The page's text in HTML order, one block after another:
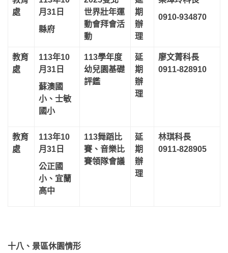
處
月31日
縣府
世界壯年運
動會拜會活
動
期
辦
理
0910-934870
教育
處
113年10
月31日
蘇澳國
小、士敏
國小
113學年度
幼兒園基礎
評鑑
延
期
辦
理
廖文菁科長
0911-828910
教育
處
113年10
月31日
公正國
小、宜蘭
高中
113舞蹈比
賽、音樂比
賽領隊會議
延
期
辦
理
林琪科長
0911-828905
十八、景區休園情形